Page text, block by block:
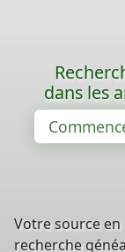
dans les
Votre source
recherche